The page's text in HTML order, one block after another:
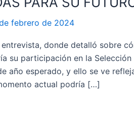
febrero de 2024
donde detalló sobre
su participación en la Selección
año esperado, y ello se ve
actual podría […]